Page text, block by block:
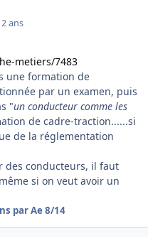
ans
metiers/7483
une formation de
par un examen, puis
"un conducteur comme les
de cadre-traction......si
de la réglementation
des conducteurs, il faut
si on veut avoir un
par Ae 8/14